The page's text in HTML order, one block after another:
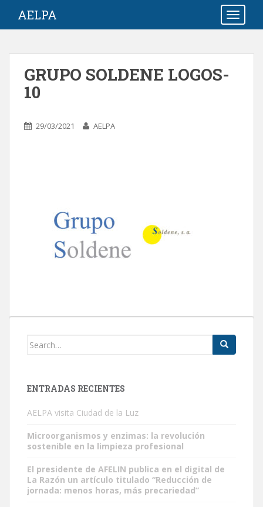
i
AELPA
GRUPO SOLDENE LOGOS-
10
29/03/2021 AELPA
Search
ENTRADAS RECIENTES
AELPA visita Ciudad de la Luz
Microorganismos y enzimas: la revolución
sostenible en la limpieza profesional
El presidente de AFELIN publica en el digital de
La Razón un artículo titulado “Reducción de
jornada: menos horas, más precariedad”